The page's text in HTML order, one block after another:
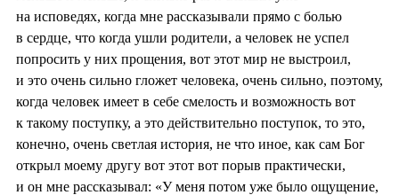
на исповедях, когда мне рассказывали прямо с болью
в сердце, что когда ушли родители, а человек не успел
попросить у них прощения, вот этот мир не выстроил,
и это очень сильно гложет человека, очень сильно, поэтому,
когда человек имеет в себе смелость и возможность вот
к такому поступку, а это действительно поступок, то это,
конечно, очень светлая история, не что иное, как сам Бог
открыл моему другу вот этот вот порыв практически,
и он мне рассказывал: «У меня потом уже было ощущение,